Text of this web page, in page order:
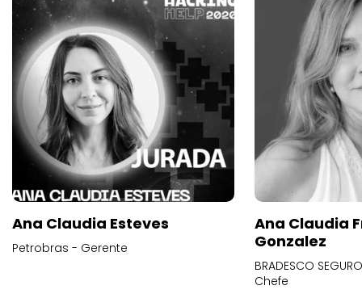
Ana Claudia Esteves
Petrobras - Gerente
Ana Claudia
Gonzalez
BRADESCO
Chefe